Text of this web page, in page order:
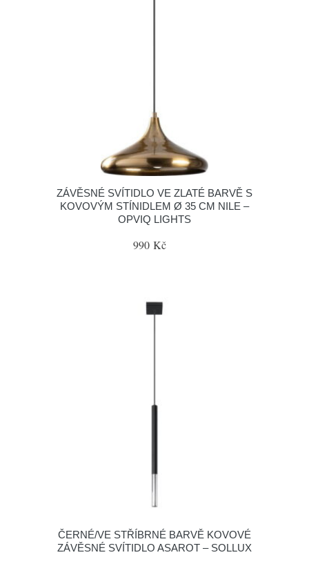
ZÁVĚSNÉ SVÍTIDLO VE ZLATÉ BARVĚ S
KOVOVÝM STÍNIDLEM Ø 35 CM NILE –
OPVIQ LIGHTS
990 Kč
ČERNÉ/VE STŘÍBRNÉ BARVĚ KOVOVÉ
ZÁVĚSNÉ SVÍTIDLO ASAROT – SOLLUX